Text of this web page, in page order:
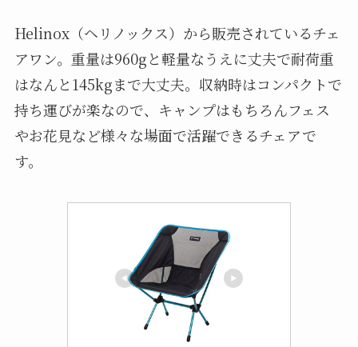
Helinox（ヘリノックス）から販売されているチェ
アワン。重量は960gと軽量なうえに丈夫で耐荷重
はなんと145kgまで大丈夫。収納時はコンパクトで
持ち運びが楽なので、キャンプはもちろんフェス
やお花見など様々な場面で活躍できるチェアで
す。